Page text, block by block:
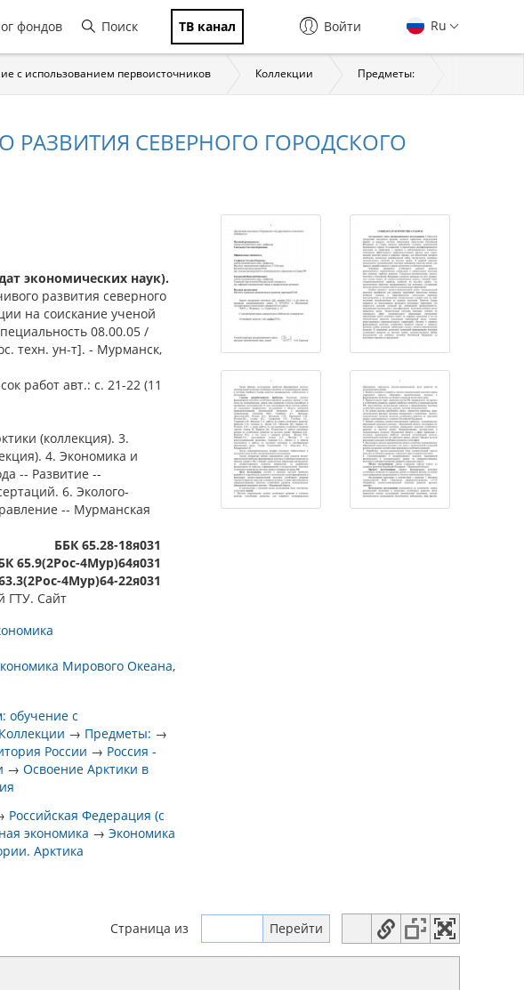
фондов Поиск ТВ канал Ru
Войти
с использованием первоисточников Коллекции Предметы:
СЕВЕРНОГО ГОРОДСКОГО
экономических наук).
развития северного
на соискание ученой
08.00.05 /
техн. ун-т]. - Мурманск,
работ авт.: с. 21-22 (11
(коллекция). 3.
4. Экономика и
-- Развитие --
6. Эколого-
-- Мурманская
ББК 65.28-18я031
65.9(2Рос-4Мур)64я031
4Мур)64-22я031
ГТУ. Сайт
Мирового Океана
обучение с
Коллекции → Предметы: →
России → Россия -
→Освоение Арктики в
Российская Федерация (с
экономика →Экономика
Арктика
Страница из